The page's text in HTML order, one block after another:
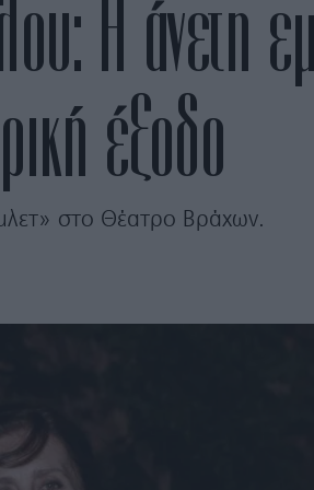
Η άνετη
έξοδο
στο Θέατρο Βράχων.